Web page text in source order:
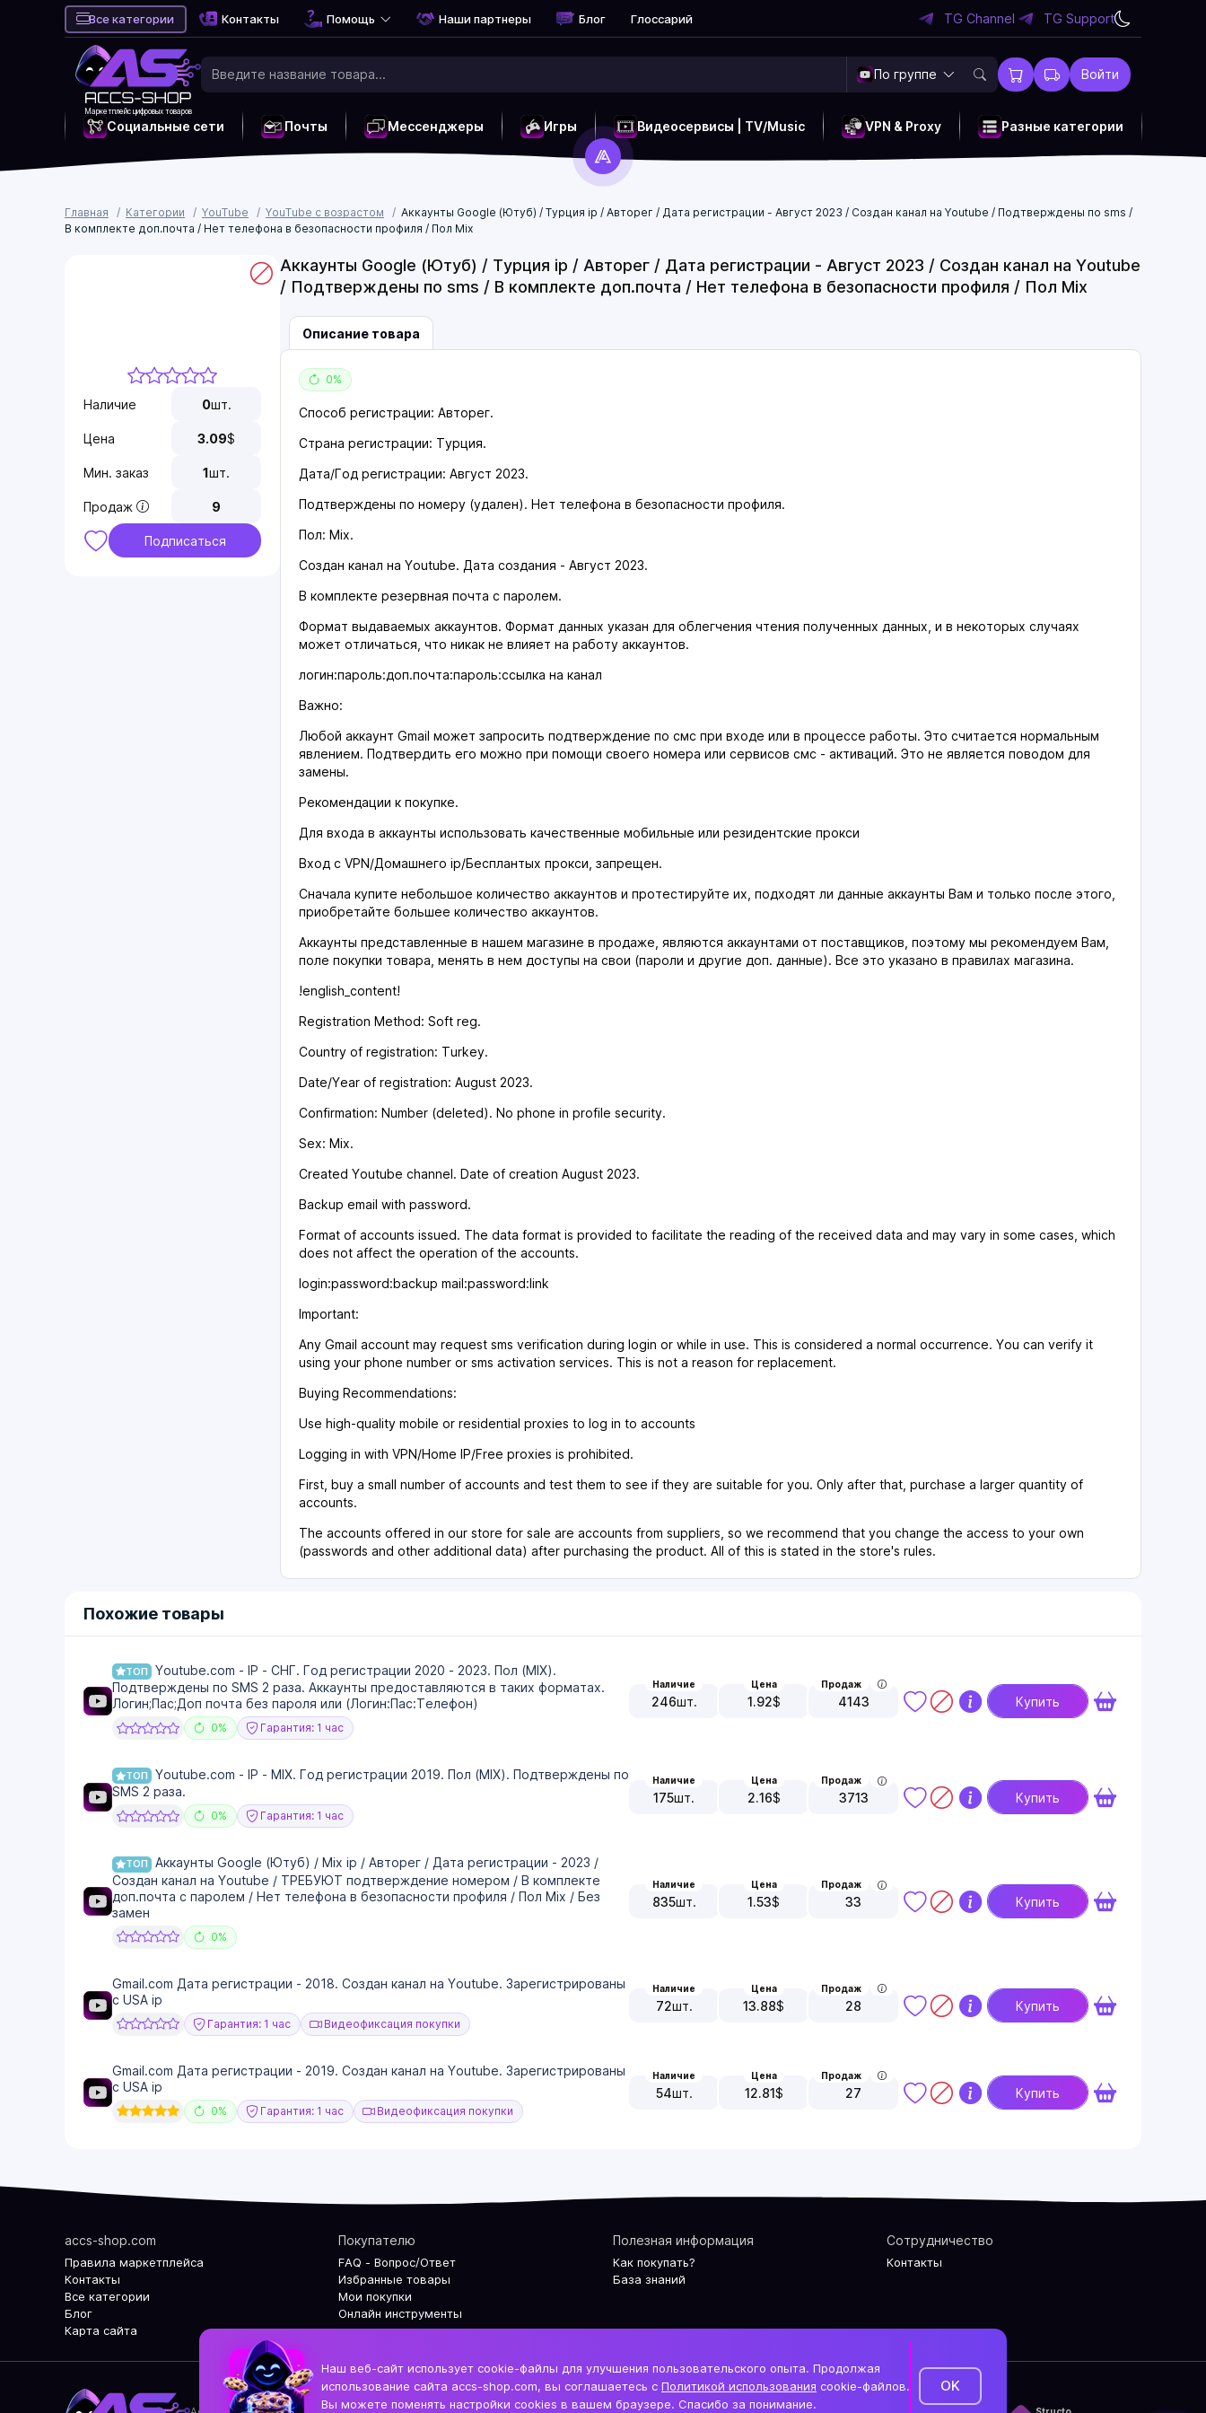
Все категории Контакты Помощь Наши партнеры Блог Глоссарий TG Channel TG Support
Маркетплейс цифровых товаров
По группе Войти
Социальные сети Почты Мессенджеры Игры Видеосервисы | TV/Music VPN & Proxy Разные категории
Главная Категории YouTube YouTube с возрастом
Аккаунты Google (Ютуб) / Турция ip / Авторег / Дата регистрации - Август 2023 / Создан канал на Youtube / Подтверждены по sms /
В комплекте доп.почта / Нет телефона в безопасности профиля / Пол Mix
Наличие 0шт.
Цена 3.09$
Мин. заказ 1шт.
Продаж 9
Подписаться
Аккаунты Google (Ютуб) / Турция ip / Авторег / Дата регистрации - Август 2023 / Создан канал на Youtube
/ Подтверждены по sms / В комплекте доп.почта / Нет телефона в безопасности профиля / Пол Mix
Описание товара
0%
Способ регистрации: Авторег.
Страна регистрации: Турция.
Дата/Год регистрации: Август 2023.
Подтверждены по номеру (удален). Нет телефона в безопасности профиля.
Пол: Mix.
Создан канал на Youtube. Дата создания - Август 2023.
В комплекте резервная почта с паролем.
Формат выдаваемых аккаунтов. Формат данных указан для облегчения чтения полученных данных, и в некоторых случаях
может отличаться, что никак не влияет на работу аккаунтов.
логин:пароль:доп.почта:пароль:ссылка на канал
Важно:
Любой аккаунт Gmail может запросить подтверждение по смс при входе или в процессе работы. Это считается нормальным
явлением. Подтвердить его можно при помощи своего номера или сервисов смс - активаций. Это не является поводом для
замены.
Рекомендации к покупке.
Для входа в аккаунты использовать качественные мобильные или резидентские прокси
Вход с VPN/Домашнего ip/Бесплантых прокси, запрещен.
Сначала купите небольшое количество аккаунтов и протестируйте их, подходят ли данные аккаунты Вам и только после этого,
приобретайте большее количество аккаунтов.
Аккаунты представленные в нашем магазине в продаже, являются аккаунтами от поставщиков, поэтому мы рекомендуем Вам,
поле покупки товара, менять в нем доступы на свои (пароли и другие доп. данные). Все это указано в правилах магазина.
!english_content!
Registration Method: Soft reg.
Country of registration: Turkey.
Date/Year of registration: August 2023.
Confirmation: Number (deleted). No phone in profile security.
Sex: Mix.
Created Youtube channel. Date of creation August 2023.
Backup email with password.
Format of accounts issued. The data format is provided to facilitate the reading of the received data and may vary in some cases, which
does not affect the operation of the accounts.
login:password:backup mail:password:link
Important:
Any Gmail account may request sms verification during login or while in use. This is considered a normal occurrence. You can verify it
using your phone number or sms activation services. This is not a reason for replacement.
Buying Recommendations:
Use high-quality mobile or residential proxies to log in to accounts
Logging in with VPN/Home IP/Free proxies is prohibited.
First, buy a small number of accounts and test them to see if they are suitable for you. Only after that, purchase a larger quantity of
accounts.
The accounts offered in our store for sale are accounts from suppliers, so we recommend that you change the access to your own
(passwords and other additional data) after purchasing the product. All of this is stated in the store's rules.
Похожие товары
ТОП
Youtube.com - IP - СНГ. Год регистрации 2020 - 2023. Пол (MIX).
Подтверждены по SMS 2 раза. Аккаунты предоставляются в таких форматах.
Логин;Пас;Доп почта без пароля или (Логин:Пас:Телефон)
0% Гарантия: 1 час
Наличие
246шт.
Цена
1.92$
Продаж
4143 Купить
ТОП
Youtube.com - IP - MIX. Год регистрации 2019. Пол (MIX). Подтверждены по
SMS 2 раза.
0% Гарантия: 1 час
Наличие
175шт.
Цена
2.16$
Продаж
3713 Купить
ТОП
Аккаунты Google (Ютуб) / Mix ip / Авторег / Дата регистрации - 2023 /
Создан канал на Youtube / ТРЕБУЮТ подтверждение номером / В комплекте
доп.почта с паролем / Нет телефона в безопасности профиля / Пол Mix / Без
замен
0%
Наличие
835шт.
Цена
1.53$
Продаж
33 Купить
Gmail.com Дата регистрации - 2018. Создан канал на Youtube. Зарегистрированы
с USA ip
Гарантия: 1 час Видеофиксация покупки
Наличие
72шт.
Цена
13.88$
Продаж
28 Купить
Gmail.com Дата регистрации - 2019. Создан канал на Youtube. Зарегистрированы
с USA ip
0% Гарантия: 1 час Видеофиксация покупки
Наличие
54шт.
Цена
12.81$
Продаж
27 Купить
accs-shop.com
Правила маркетплейса
Контакты
Все категории
Блог
Карта сайта
Покупателю
FAQ - Вопрос/Ответ
Избранные товары
Мои покупки
Онлайн инструменты
Полезная информация
Как покупать?
База знаний
Сотрудничество
Контакты
Политика конфиденциальности
Structo
Наш веб-сайт использует cookie-файлы для улучшения пользовательского опыта. Продолжая
использование сайта accs-shop.com, вы соглашаетесь с Политикой использования cookie-файлов.
Вы можете поменять настройки cookies в вашем браузере. Спасибо за понимание.
OK